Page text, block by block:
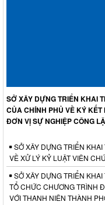
SỞ XÂY DỰNG TRIỂN KHAI
CỦA CHÍNH PHỦ VỀ KÝ
ĐƠN VỊ SỰ NGHIỆP CÔNG
SỞ XÂY DỰNG TRIỂN
VỀ XỬ LÝ KỶ LUẬT VIÊN
SỞ XÂY DỰNG TRIỂN
TỔ CHỨC CHƯƠNG TRÌNH
VỚI THANH NIÊN THÀNH